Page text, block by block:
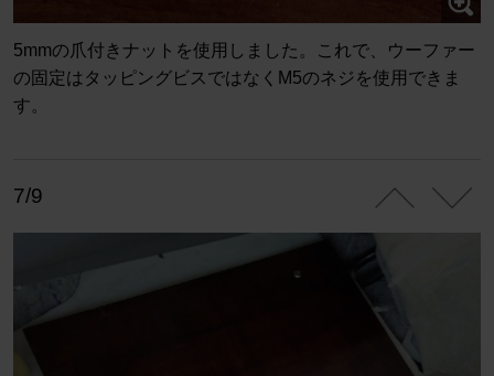
5mmの爪付きナットを使用しました。これで、ウーファー
の固定はタッピングビスではなくM5のネジを使用できま
す。
7/9